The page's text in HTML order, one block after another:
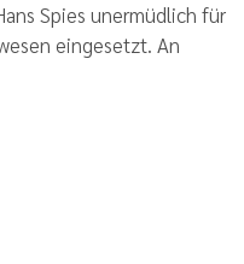
Spies unermüdlich für
eingesetzt. An